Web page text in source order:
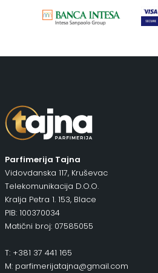
Parfimerija Tajna
Vidovdanska 117, Kruševac
Telekomunikacija D.O.O.
Kralja Petra 1. 153, Blace
PIB: 100370034
Matični broj: 07585055
T: +381 37 441 165
M: parfimerijatajna@gmail.com